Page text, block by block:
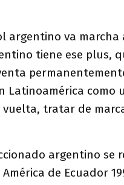
argentino va marcha
tiene ese plus,
Latinoamérica como
vuelta, tratar de
argentino se
de Ecuador